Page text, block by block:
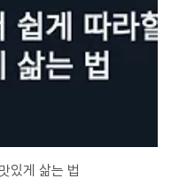
있게 삶는 법